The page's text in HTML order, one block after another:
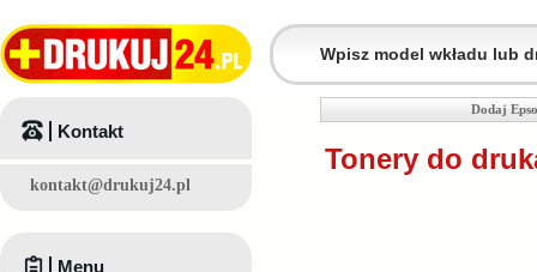
Dodaj
Tonery do
Kontakt
kontakt@drukuj24.pl
Menu